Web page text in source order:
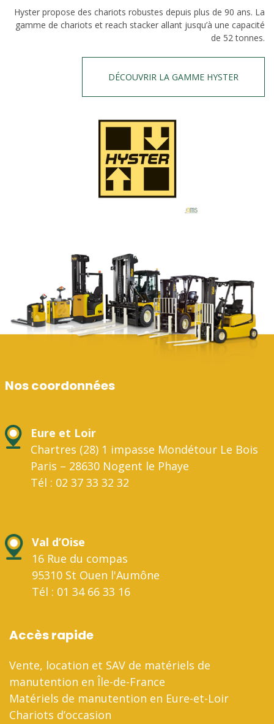
Hyster propose des chariots robustes depuis plus de 90 ans. La
gamme de chariots et reach stacker allant jusqu’à une capacité
de 52 tonnes.
DÉCOUVRIR LA GAMME HYSTER
Nos coordonnées
Eure et Loir
Chartres (28) 1 impasse Mondétour Le Bois
Paris – 28630 Nogent le Phaye
Tél : 02 37 33 32 32
Val d’Oise
16 Rue du compas
95310 St Ouen l'Aumône
Tél : 01 34 66 33 16
Accès rapide
Vente, location et SAV de matériels de
manutention en Île-de-France
Matériels de manutention en Eure-et-Loir
Chariots d’occasion